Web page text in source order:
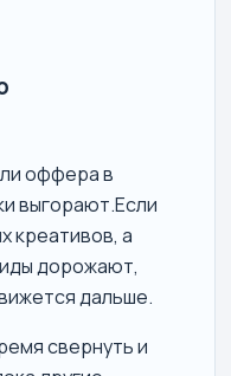
оффера в
выгорают.Если
креативов, а
дорожают,
дальше.
свернуть и